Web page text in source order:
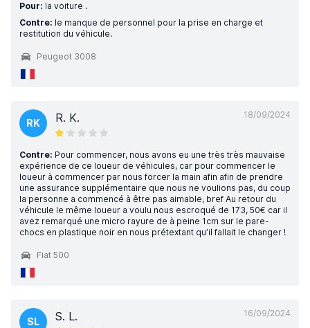
Pour: la voiture .
Contre: le manque de personnel pour la prise en charge et
restitution du véhicule.
Peugeot 3008
18/09/2024
RK R. K.
Contre: Pour commencer, nous avons eu une très très mauvaise
expérience de ce loueur de véhicules, car pour commencer le
loueur à commencer par nous forcer la main afin afin de prendre
une assurance supplémentaire que nous ne voulions pas, du coup
la personne a commencé à être pas aimable, bref Au retour du
véhicule le même loueur a voulu nous escroqué de 173, 50€ car il
avez remarqué une micro rayure de à peine 1cm sur le pare-
chocs en plastique noir en nous prétextant qu’il fallait le changer !
Fiat 500
16/09/2024
SL S. L.